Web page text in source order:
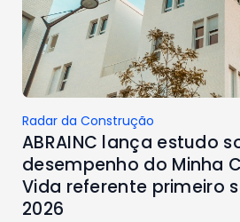
Radar da Construção
ABRAINC lança estudo
desempenho do Minha
Vida referente primeiro
2026